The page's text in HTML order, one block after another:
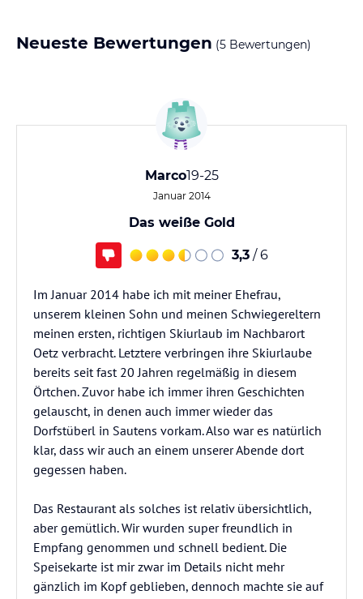
Neueste Bewertungen (5 Bewertungen)
Marco19-25
Januar 2014
Das weiße Gold
3,3 / 6
Im Januar 2014 habe ich mit meiner Ehefrau,
unserem kleinen Sohn und meinen Schwiegereltern
meinen ersten, richtigen Skiurlaub im Nachbarort
Oetz verbracht. Letztere verbringen ihre Skiurlaube
bereits seit fast 20 Jahren regelmäßig in diesem
Örtchen. Zuvor habe ich immer ihren Geschichten
gelauscht, in denen auch immer wieder das
Dorfstüberl in Sautens vorkam. Also war es natürlich
klar, dass wir auch an einem unserer Abende dort
gegessen haben.
Das Restaurant als solches ist relativ übersichtlich,
aber gemütlich. Wir wurden super freundlich in
Empfang genommen und schnell bedient. Die
Speisekarte ist mir zwar im Details nicht mehr
gänzlich im Kopf geblieben, dennoch machte sie auf